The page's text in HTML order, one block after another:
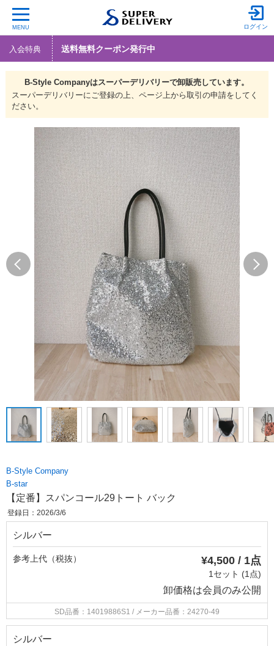
MENU ログイン
入会特典 送料無料クーポン発行中
B-Style Companyはスーパーデリバリーで卸販売しています。
スーパーデリバリーにご登録の上、ページ上から取引の申請をしてく
ださい。
B-Style Company
B-star
【定番】スパンコール29トート バック
登録日：2026/3/6
シルバー
参考上代（税抜） ¥4,500 / 1点
1セット (1点)
卸価格は会員のみ公開
SD品番：14019886S1 / メーカー品番：24270-49
シルバー